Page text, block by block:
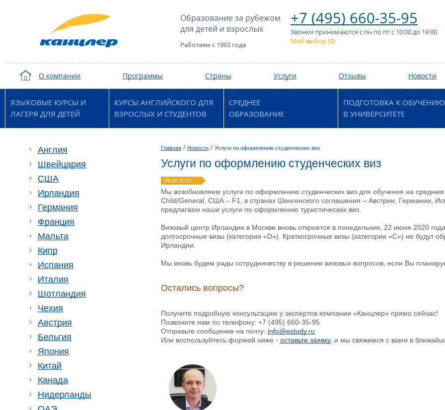
Образование за рубежом
для детей и взрослых
Работаем с 1993 года
+7 (495) 660-35-95
Звонки принимаются с пн по пт с 10:00 до 19:00
Мой выбор (0)
О компании Программы Страны Услуги Отзывы Новости
ЯЗЫКОВЫЕ КУРСЫ И
ЛАГЕРЯ ДЛЯ ДЕТЕЙ
КУРСЫ АНГЛИЙСКОГО ДЛЯ
ВЗРОСЛЫХ И СТУДЕНТОВ
СРЕДНЕЕ
ОБРАЗОВАНИЕ
ПОДГОТОВКА К ОБУЧЕНИЮ
В УНИВЕРСИТЕТЕ
Англия
Швейцария
США
Ирландия
Германия
Франция
Мальта
Кипр
Испания
Италия
Шотландия
Чехия
Австрия
Бельгия
Япония
Китай
Канада
Нидерланды
Главная / Новости / Услуги по оформлению студенческих виз
Услуги по оформлению студенческих виз
09.06.2020
Мы возобновляем услуги по оформлению студенческих виз для обучения на
Child/General, США – F1, в странах Шенгенского соглашения – Австрии, Германии,
предлагаем наши услуги по оформлению туристических виз.
Визовый центр Ирландии в Москве вновь откроется в понедельник, 22 июня 2020
долгосрочные визы (категории «D»). Краткосрочные визы (категории «C») не будут
Ирландии.
Мы вновь будем рады сотрудничеству в решении визовых вопросов, если Вы
Остались вопросы?
Получите подробную консультацию у экспертов компании «Канцлер» прямо сейчас!
Позвоните нам по телефону: +7 (495) 660-35-95
Отправьте сообщение на почту: info@estudy.ru
Или воспользуйтесь формой ниже - оставьте заявку, и мы свяжемся с вами в